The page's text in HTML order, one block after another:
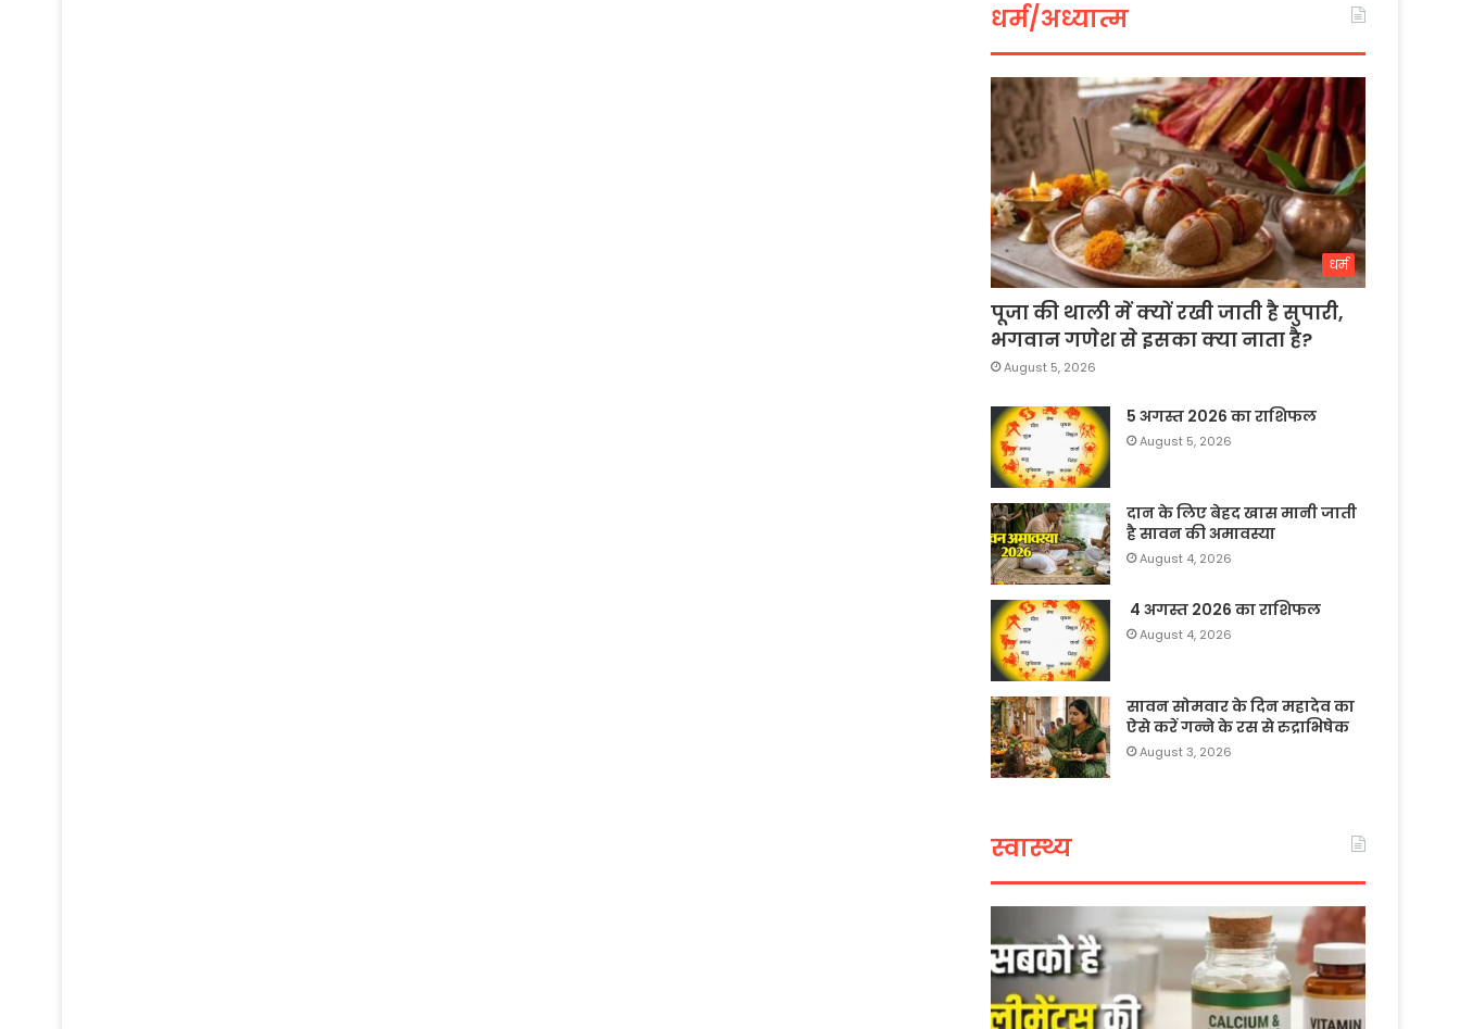
धर्म/अध्यात्म
धर्म
पूजा की थाली में क्यों रखी जाती है सुपारी,
भगवान गणेश से इसका क्या नाता है?
August 5, 2026
5 अगस्त 2026 का राशिफल
August 5, 2026
दान के लिए बेहद खास मानी जाती
है सावन की अमावस्या
August 4, 2026
4 अगस्त 2026 का राशिफल
August 4, 2026
सावन सोमवार के दिन महादेव का
ऐसे करें गन्ने के रस से रुद्राभिषेक
August 3, 2026
स्वास्थ्य